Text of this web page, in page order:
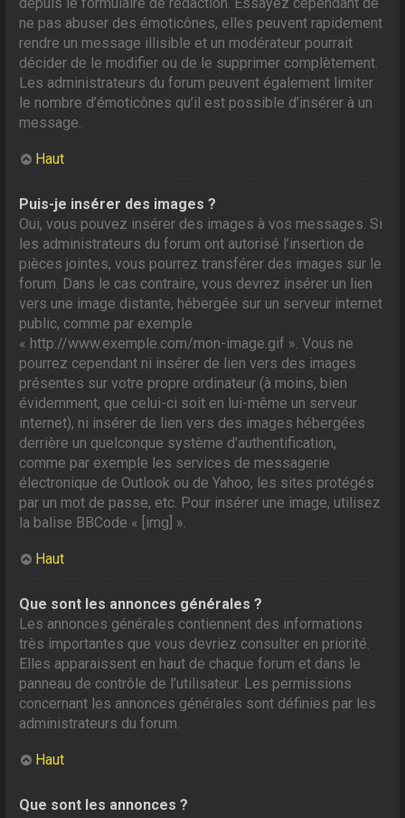
ne pas abuser des émoticônes, elles peuvent rapidement
rendre un message illisible et un modérateur pourrait
décider de le modifier ou de le supprimer complètement.
Les administrateurs du forum peuvent également limiter
le nombre d’émoticônes qu’il est possible d’insérer à un
message.
Haut
Puis-je insérer des images ?
Oui, vous pouvez insérer des images à vos messages. Si
les administrateurs du forum ont autorisé l’insertion de
pièces jointes, vous pourrez transférer des images sur le
forum. Dans le cas contraire, vous devrez insérer un lien
vers une image distante, hébergée sur un serveur internet
public, comme par exemple
« http://www.exemple.com/mon-image.gif ». Vous ne
pourrez cependant ni insérer de lien vers des images
présentes sur votre propre ordinateur (à moins, bien
évidemment, que celui-ci soit en lui-même un serveur
internet), ni insérer de lien vers des images hébergées
derrière un quelconque système d’authentification,
comme par exemple les services de messagerie
électronique de Outlook ou de Yahoo, les sites protégés
par un mot de passe, etc. Pour insérer une image, utilisez
la balise BBCode « [img] ».
Haut
Que sont les annonces générales ?
Les annonces générales contiennent des informations
très importantes que vous devriez consulter en priorité.
Elles apparaissent en haut de chaque forum et dans le
panneau de contrôle de l’utilisateur. Les permissions
concernant les annonces générales sont définies par les
administrateurs du forum.
Haut
Que sont les annonces ?